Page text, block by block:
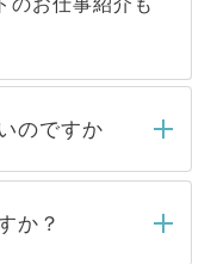
のですか
弊社担当者がご
メールもしくは
か？